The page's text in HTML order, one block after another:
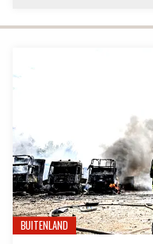
BUITENLAND